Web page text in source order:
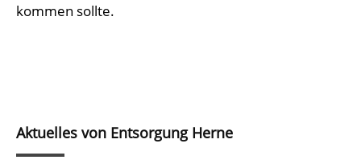
kommen sollte.
Aktuelles von Entsorgung Herne